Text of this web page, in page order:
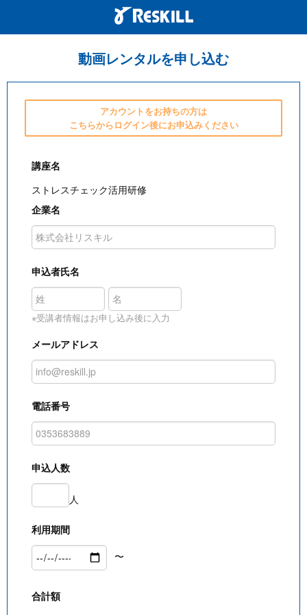
動画レンタルを申し込む
アカウントをお持ちの方は
こちらからログイン後にお申込みください
講座名
ストレスチェック活用研修
企業名
申込者氏名
※受講者情報はお申し込み後に入力
メールアドレス
電話番号
申込人数
人
利用期間
〜
合計額